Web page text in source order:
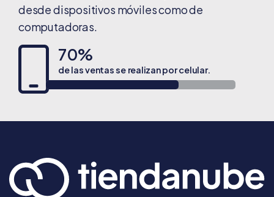
desde dispositivos móviles como de
computadoras.
70%
de las ventas se realizan por celular.